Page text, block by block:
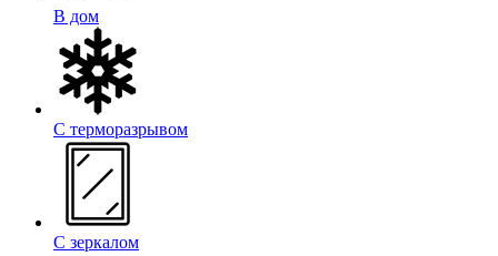
В дом
С терморазрывом
С зеркалом